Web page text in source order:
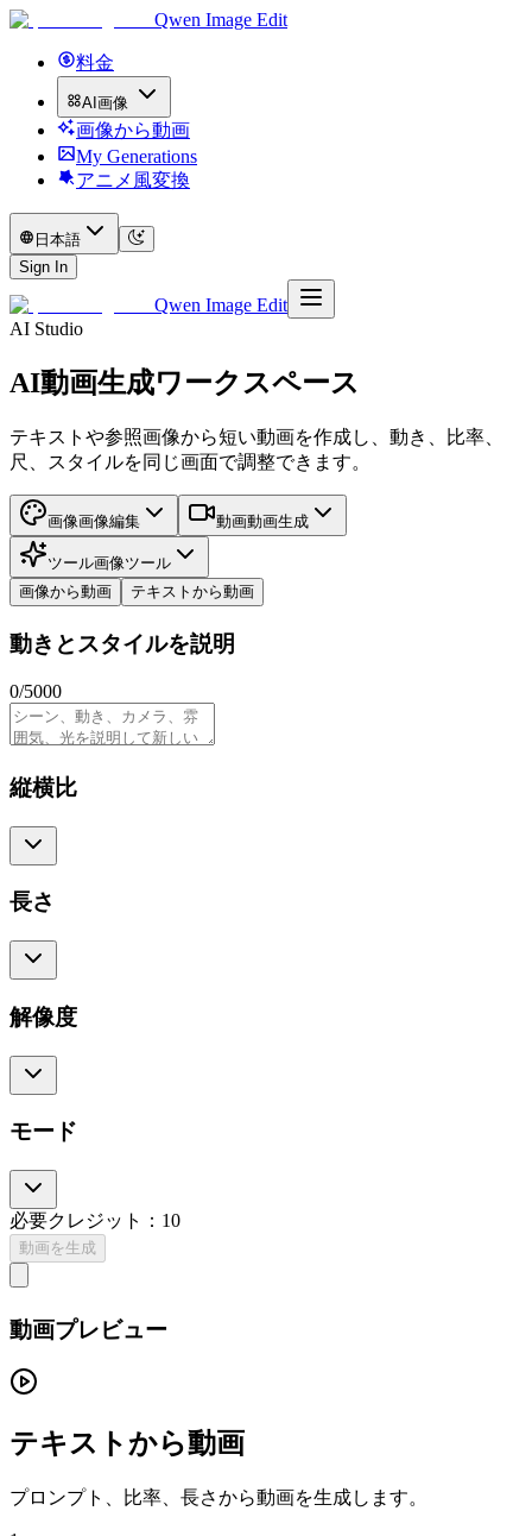
Qwen Image Edit
料金
AI画像
画像から動画
My Generations
アニメ風変換
日本語
Sign In
Qwen Image Edit
AI Studio
AI動画生成ワークスペース
テキストや参照画像から短い動画を作成し、動き、比率、
尺、スタイルを同じ画面で調整できます。
画像画像編集 動画動画生成
ツール画像ツール
画像から動画
テキストから動画
動きとスタイルを説明
0/5000
縦横比
長さ
解像度
モード
必要クレジット： 10
動画を生成
動画プレビュー
テキストから動画
プロンプト、比率、長さから動画を生成します。